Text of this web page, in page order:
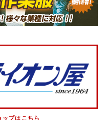
ップはこちら